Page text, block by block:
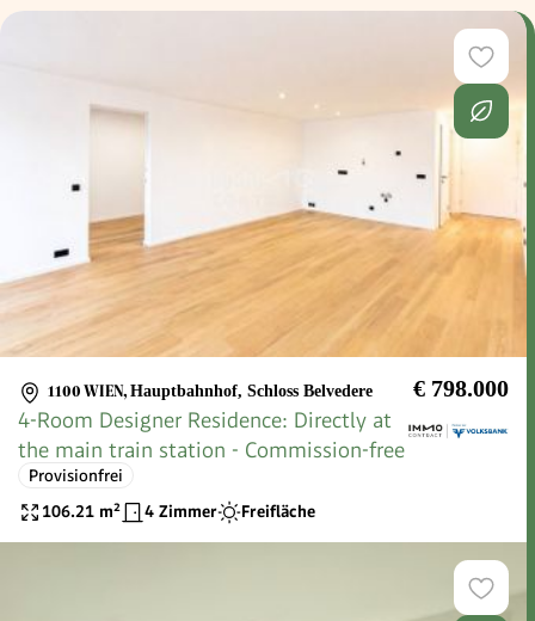
1100 WIEN, Hauptbahnhof, Schloss Belvedere € 798.000
4-Room Designer Residence: Directly at
the main train station - Commission-free
Provisionfrei
106.21 m² 4 Zimmer Freifläche